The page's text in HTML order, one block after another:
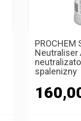
PROCHEM
Neutraliser
spalenizny